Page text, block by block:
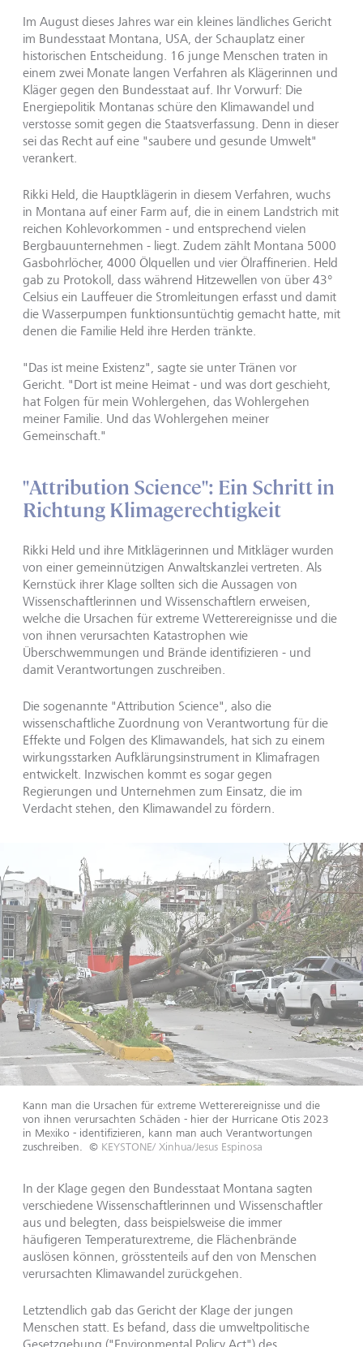
Im August dieses Jahres war ein kleines ländliches Gericht
im Bundesstaat Montana, USA, der Schauplatz einer
historischen Entscheidung. 16 junge Menschen traten in
einem zwei Monate langen Verfahren als Klägerinnen und
Kläger gegen den Bundesstaat auf. Ihr Vorwurf: Die
Energiepolitik Montanas schüre den Klimawandel und
verstosse somit gegen die Staatsverfassung. Denn in dieser
sei das Recht auf eine "saubere und gesunde Umwelt"
verankert.
Rikki Held, die Hauptklägerin in diesem Verfahren, wuchs
in Montana auf einer Farm auf, die in einem Landstrich mit
reichen Kohlevorkommen - und entsprechend vielen
Bergbauunternehmen - liegt. Zudem zählt Montana 5000
Gasbohrlöcher, 4000 Ölquellen und vier Ölraffinerien. Held
gab zu Protokoll, dass während Hitzewellen von über 43°
Celsius ein Lauffeuer die Stromleitungen erfasst und damit
die Wasserpumpen funktionsuntüchtig gemacht hatte, mit
denen die Familie Held ihre Herden tränkte.
"Das ist meine Existenz", sagte sie unter Tränen vor
Gericht. "Dort ist meine Heimat - und was dort geschieht,
hat Folgen für mein Wohlergehen, das Wohlergehen
meiner Familie. Und das Wohlergehen meiner
Gemeinschaft."
"Attribution Science": Ein Schritt in
Richtung Klimagerechtigkeit
Rikki Held und ihre Mitklägerinnen und Mitkläger wurden
von einer gemeinnützigen Anwaltskanzlei vertreten. Als
Kernstück ihrer Klage sollten sich die Aussagen von
Wissenschaftlerinnen und Wissenschaftlern erweisen,
welche die Ursachen für extreme Wetterereignisse und die
von ihnen verursachten Katastrophen wie
Überschwemmungen und Brände identifizieren - und
damit Verantwortungen zuschreiben.
Die sogenannte "Attribution Science", also die
wissenschaftliche Zuordnung von Verantwortung für die
Effekte und Folgen des Klimawandels, hat sich zu einem
wirkungsstarken Aufklärungsinstrument in Klimafragen
entwickelt. Inzwischen kommt es sogar gegen
Regierungen und Unternehmen zum Einsatz, die im
Verdacht stehen, den Klimawandel zu fördern.
Kann man die Ursachen für extreme Wetterereignisse und die
von ihnen verursachten Schäden - hier der Hurricane Otis 2023
in Mexiko - identifizieren, kann man auch Verantwortungen
zuschreiben.
© KEYSTONE/ Xinhua/Jesus Espinosa
In der Klage gegen den Bundesstaat Montana sagten
verschiedene Wissenschaftlerinnen und Wissenschaftler
aus und belegten, dass beispielsweise die immer
häufigeren Temperaturextreme, die Flächenbrände
auslösen können, grösstenteils auf den von Menschen
verursachten Klimawandel zurückgehen.
Letztendlich gab das Gericht der Klage der jungen
Menschen statt. Es befand, dass die umweltpolitische
Gesetzgebung ("Environmental Policy Act") des